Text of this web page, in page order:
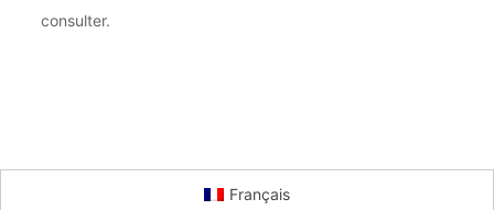
consulter.
Français